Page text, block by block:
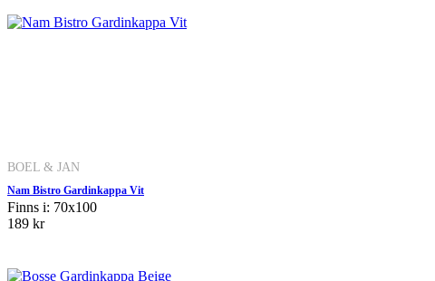
BOEL & JAN
Nam Bistro Gardinkappa Vit
Finns i: 70x100
189 kr